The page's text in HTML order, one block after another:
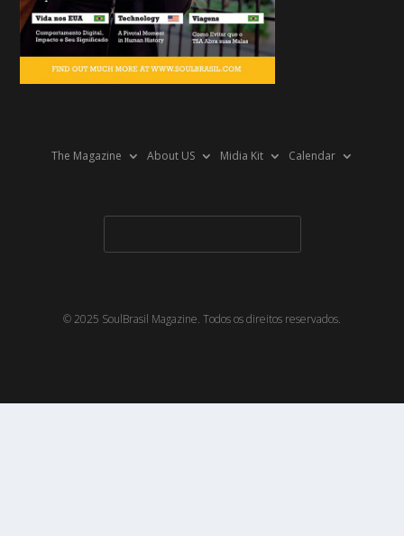
The Magazine About US Midia Kit Calendar
© 2025 SoulBrasil Magazine. Todos os direitos reservados.